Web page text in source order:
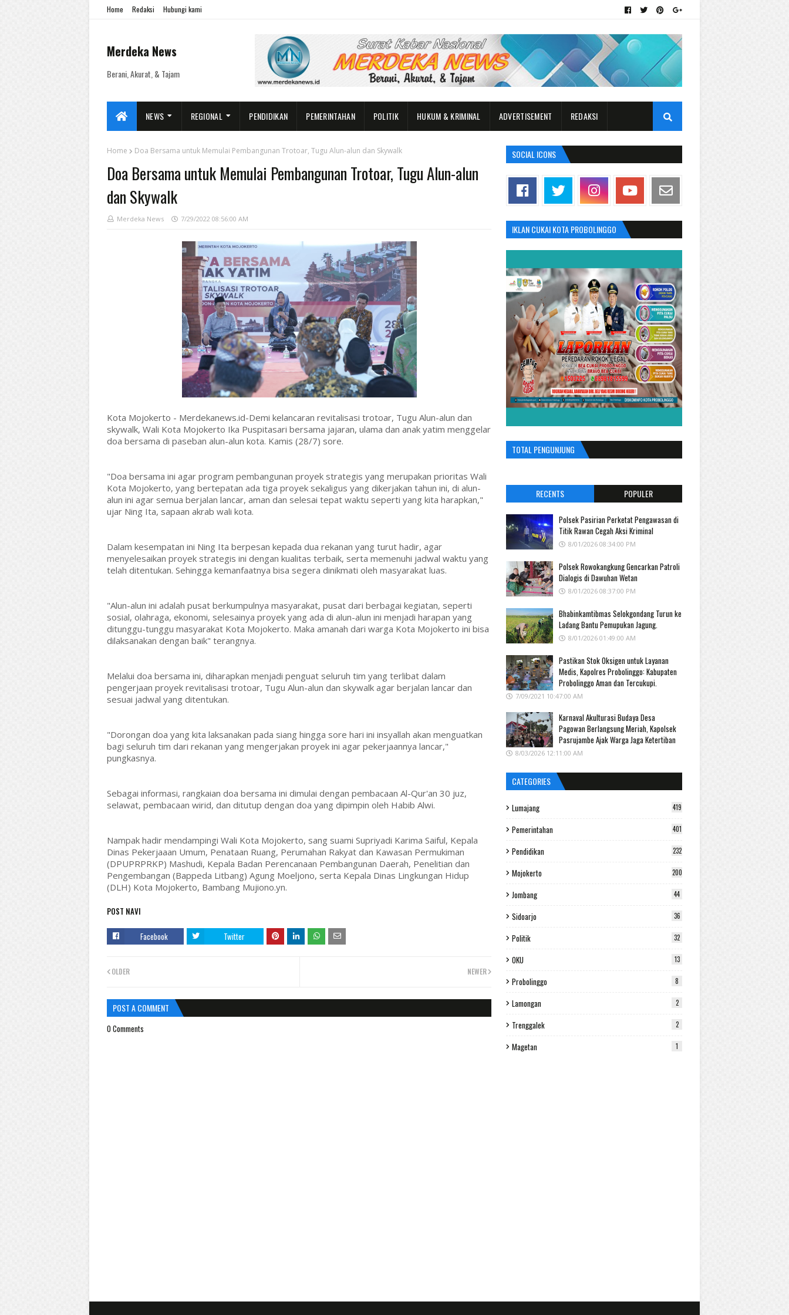
Home Redaksi Hubungi kami
Merdeka News
Berani, Akurat, & Tajam
NEWS REGIONAL PENDIDIKAN PEMERINTAHAN POLITIK HUKUM & KRIMINAL ADVERTISEMENT REDAKSI
Home Doa Bersama untuk Memulai Pembangunan Trotoar, Tugu Alun-alun dan Skywalk
Doa Bersama untuk Memulai Pembangunan Trotoar, Tugu Alun-alun
dan Skywalk
Merdeka News 7/29/2022 08:56:00 AM
Kota Mojokerto - Merdekanews.id-Demi kelancaran revitalisasi trotoar, Tugu Alun-alun dan
skywalk, Wali Kota Mojokerto Ika Puspitasari bersama jajaran, ulama dan anak yatim menggelar
doa bersama di paseban alun-alun kota. Kamis (28/7) sore.
"Doa bersama ini agar program pembangunan proyek strategis yang merupakan prioritas Wali
Kota Mojokerto, yang bertepatan ada tiga proyek sekaligus yang dikerjakan tahun ini, di alun-
alun ini agar semua berjalan lancar, aman dan selesai tepat waktu seperti yang kita harapkan,"
ujar Ning Ita, sapaan akrab wali kota.
Dalam kesempatan ini Ning Ita berpesan kepada dua rekanan yang turut hadir, agar
menyelesaikan proyek strategis ini dengan kualitas terbaik, serta memenuhi jadwal waktu yang
telah ditentukan. Sehingga kemanfaatnya bisa segera dinikmati oleh masyarakat luas.
"Alun-alun ini adalah pusat berkumpulnya masyarakat, pusat dari berbagai kegiatan, seperti
sosial, olahraga, ekonomi, selesainya proyek yang ada di alun-alun ini menjadi harapan yang
ditunggu-tunggu masyarakat Kota Mojokerto. Maka amanah dari warga Kota Mojokerto ini bisa
dilaksanakan dengan baik" terangnya.
Melalui doa bersama ini, diharapkan menjadi penguat seluruh tim yang terlibat dalam
pengerjaan proyek revitalisasi trotoar, Tugu Alun-alun dan skywalk agar berjalan lancar dan
sesuai jadwal yang ditentukan.
"Dorongan doa yang kita laksanakan pada siang hingga sore hari ini insyallah akan menguatkan
bagi seluruh tim dari rekanan yang mengerjakan proyek ini agar pekerjaannya lancar,"
pungkasnya.
Sebagai informasi, rangkaian doa bersama ini dimulai dengan pembacaan Al-Qur'an 30 juz,
selawat, pembacaan wirid, dan ditutup dengan doa yang dipimpin oleh Habib Alwi.
Nampak hadir mendampingi Wali Kota Mojokerto, sang suami Supriyadi Karima Saiful, Kepala
Dinas Pekerjaaan Umum, Penataan Ruang, Perumahan Rakyat dan Kawasan Permukiman
(DPUPRPRKP) Mashudi, Kepala Badan Perencanaan Pembangunan Daerah, Penelitian dan
Pengembangan (Bappeda Litbang) Agung Moeljono, serta Kepala Dinas Lingkungan Hidup
(DLH) Kota Mojokerto, Bambang Mujiono.yn.
POST NAVI
Facebook Twitter
NEWER
OLDER
POST A COMMENT
0 Comments
SOCIAL ICONS
IKLAN CUKAI KOTA PROBOLINGGO
TOTAL PENGUNJUNG
RECENTS POPULER
Polsek Pasirian Perketat Pengawasan di
Titik Rawan Cegah Aksi Kriminal
8/01/2026 08:34:00 PM
Polsek Rowokangkung Gencarkan Patroli
Dialogis di Dawuhan Wetan
8/01/2026 08:37:00 PM
Bhabinkamtibmas Selokgondang Turun ke
Ladang Bantu Pemupukan Jagung.
8/01/2026 01:49:00 AM
Pastikan Stok Oksigen untuk Layanan
Medis, Kapolres Probolinggo: Kabupaten
Probolinggo Aman dan Tercukupi.
7/09/2021 10:47:00 AM
Karnaval Akulturasi Budaya Desa
Pagowan Berlangsung Meriah, Kapolsek
Pasrujambe Ajak Warga Jaga Ketertiban
8/03/2026 12:11:00 AM
CATEGORIES
Lumajang 419
Pemerintahan 401
Pendidikan 232
Mojokerto 200
Jombang 44
Sidoarjo 36
Politik 32
OKU 13
Probolinggo 8
Lamongan 2
Trenggalek 2
Magetan 1